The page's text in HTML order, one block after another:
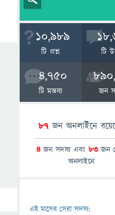
10,989
টি প্রশ্ন টি
4,750
টি মন্তব্য জন
87 জন অনলাইনে
4জন সদস্য এবং 83জন
অনলাইনে
এই মাসের সেরা সদস্য: